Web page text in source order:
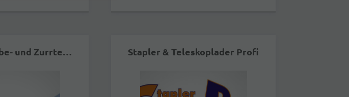
Hansa Tec Hebe- und Zurrtechnik GmbH Stapler & Teleskoplader Profi